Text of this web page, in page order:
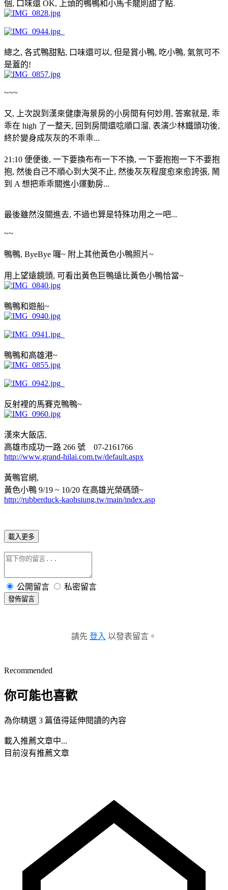
個, 口味還 OK, 上頭的鴨鴨和小馬卡龍則甜了點.
總之, 各式鴨甜點, 口味還可以, 但是賞小鴨, 吃小鴨, 氣氛可不
是蓋的!
~~~
又, 上次說到漢來健康海景房的小房間有何妙用, 答案就是, 乖
乖在 high 了一整天, 回到房間還唸順口溜, 表演少林鐵頭功後,
終於變身成灰灰的不乖乖...
21:10 便便後, 一下要換布布一下不換, 一下要抱抱一下不要抱
抱, 然後自己不順心到大哭不止, 然後灰灰程度愈來愈誇張, 鬧
到 A 想把乖乖關進小運動房...
最後雖然沒關進去, 不過也算是特殊功用之一吧...
~~
鴨鴨, ByeBye 囉~ 附上其他黃色小鴨照片~
用上望遠鏡頭, 可看出黃色巨鴨遠比黃色小鴨恰當~
鴨鴨和遊船~
鴨鴨和高雄港~
反射裡的馬賽克鴨鴨~
漢來大飯店,
高雄市成功一路 266 號 07-2161766
http://www.grand-hilai.com.tw/default.aspx
黃鴨官網,
黃色小鴨 9/19 ~ 10/20 在高雄光榮碼頭~
http://rubberduck-kaohsiung.tw/main/index.asp
載入更多
公開留言 私密留言
發佈留言
請先 登入 以發表留言。
Recommended
你可能也喜歡
為你精選 3 篇值得延伸閱讀的內容
載入推薦文章中...
目前沒有推薦文章